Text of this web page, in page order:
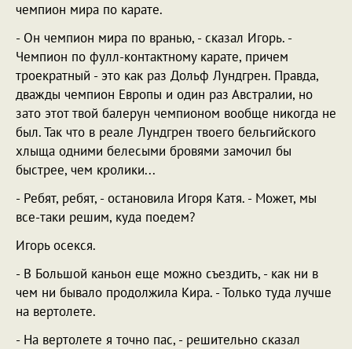
чемпион мира по карате.
- Он чемпион мира по вранью, - сказал Игорь. -
Чемпион по фулл-контактному карате, причем
троекратный - это как раз Дольф Лундгрен. Правда,
дважды чемпион Европы и один раз Австралии, но
зато этот твой балерун чемпионом вообще никогда не
был. Так что в реале Лундгрен твоего бельгийского
хлыща одними белесыми бровями замочил бы
быстрее, чем кролики...
- Ребят, ребят, - остановила Игоря Катя. - Может, мы
все-таки решим, куда поедем?
Игорь осекся.
- В Большой каньон еще можно съездить, - как ни в
чем ни бывало продолжила Кира. - Только туда лучше
на вертолете.
- На вертолете я точно пас, - решительно сказал